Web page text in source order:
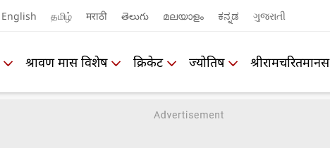
English தமிழ் मराठी తెలుగు മലയാളം ಕನ್ನಡ ગુજરાતી
श्रावण मास विशेष क्रिकेट ज्योतिष श्रीरामचरितमानस